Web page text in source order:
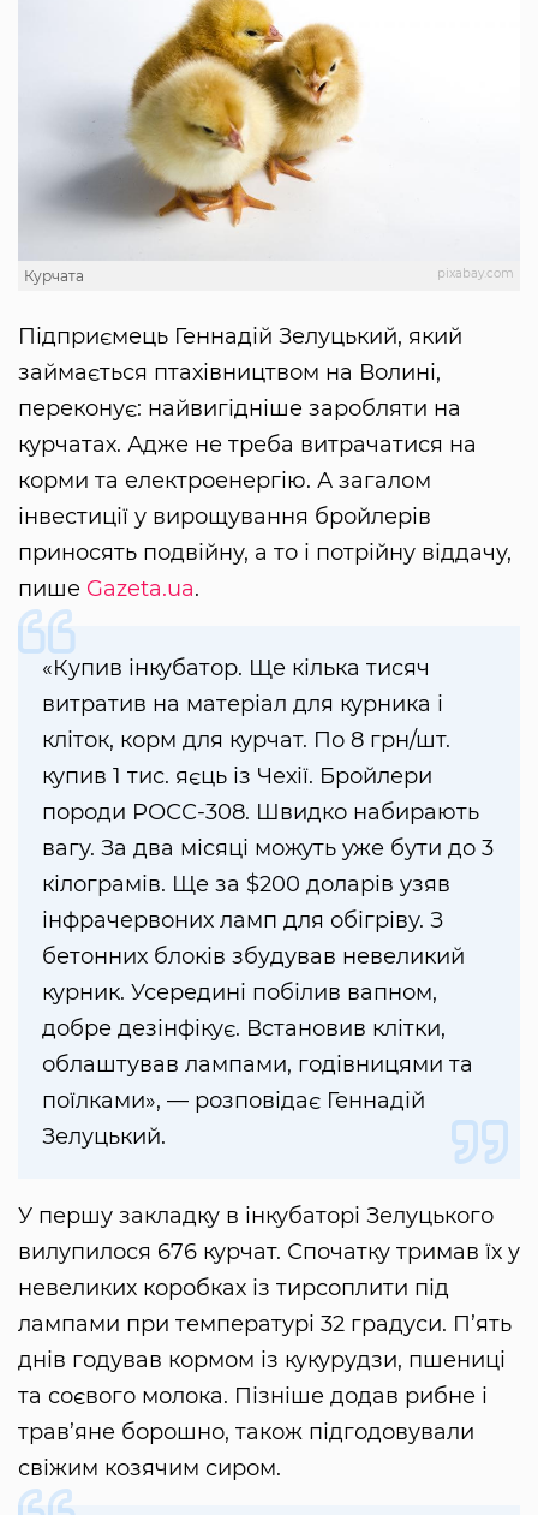
pixabay.com
Курчата
Підприємець Геннадій Зелуцький, який
займається птахівництвом на Волині,
переконує: найвигідніше заробляти на
курчатах. Адже не треба витрачатися на
корми та електроенергію. А загалом
інвестиції у вирощування бройлерів
приносять подвійну, а то і потрійну віддачу,
пише Gazeta.ua.
«Купив інкубатор. Ще кілька тисяч
витратив на матеріал для курника і
кліток, корм для курчат. По 8 грн/шт.
купив 1 тис. яєць із Чехії. Бройлери
породи РОСС-308. Швидко набирають
вагу. За два місяці можуть уже бути до 3
кілограмів. Ще за $200 доларів узяв
інфрачервоних ламп для обігріву. З
бетонних блоків збудував невеликий
курник. Усередині побілив вапном,
добре дезінфікує. Встановив клітки,
облаштував лампами, годівницями та
поїлками», — розповідає Геннадій
Зелуцький.
У першу закладку в інкубаторі Зелуцького
вилупилося 676 курчат. Спочатку тримав їх у
невеликих коробках із тирсоплити під
лампами при температурі 32 градуси. П’ять
днів годував кормом із кукурудзи, пшениці
та соєвого молока. Пізніше додав рибне і
трав’яне борошно, також підгодовували
свіжим козячим сиром.